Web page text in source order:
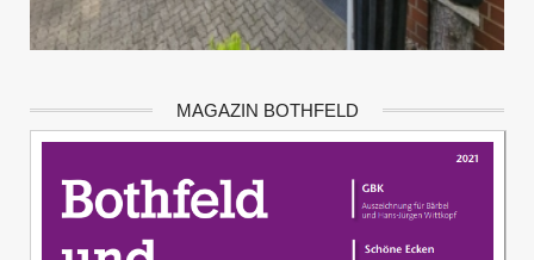
MAGAZIN BOTHFELD